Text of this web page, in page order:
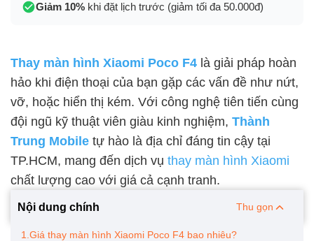
Giảm 10% khi đặt lịch trước (giảm tối đa 50.000đ)
Thay màn hình Xiaomi Poco F4 là giải pháp hoàn
hảo khi điện thoại của bạn gặp các vấn đề như nứt,
vỡ, hoặc hiển thị kém. Với công nghệ tiên tiến cùng
đội ngũ kỹ thuật viên giàu kinh nghiệm, Thành
Trung Mobile tự hào là địa chỉ đáng tin cậy tại
TP.HCM, mang đến dịch vụ thay màn hình Xiaomi
chất lượng cao với giá cả cạnh tranh.
Nội dung chính Thu gọn
1.Giá thay màn hình Xiaomi Poco F4 bao nhiêu?